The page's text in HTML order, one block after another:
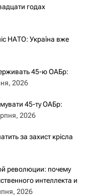
годах
НАТО: Україна вже
45-ю ОАБр:
2026
45-ту ОАБр:
2026
за захист крісла
революции: почему
интеллекта и
2026